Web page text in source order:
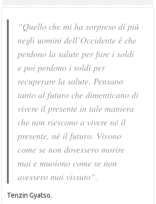
“Quello che mi ha sorpreso di più
negli uomini dell’Occidente è che
perdono la salute per fare i soldi
e poi perdono i soldi per
recuperare la salute. Pensano
tanto al futuro che dimenticano di
vivere il presente in tale maniera
che non riescono a vivere né il
presente, né il futuro. Vivono
come se non dovessero morire
mai e muoiono come se non
avessero mai vissuto”.
Tenzin Gyatso.